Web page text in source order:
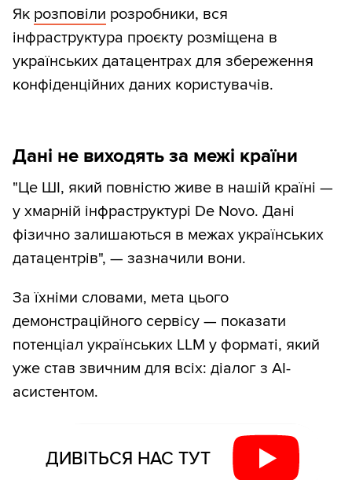
Як розповіли розробники, вся
інфраструктура проєкту розміщена в
українських датацентрах для збереження
конфіденційних даних користувачів.
Дані не виходять за межі країни
"Це ШІ, який повністю живе в нашій країні —
у хмарній інфраструктурі De Novo. Дані
фізично залишаються в межах українських
датацентрів", — зазначили вони.
За їхніми словами, мета цього
демонстраційного сервісу — показати
потенціал українських LLM у форматі, який
уже став звичним для всіх: діалог з AI-
асистентом.
ДИВІТЬСЯ НАС ТУТ